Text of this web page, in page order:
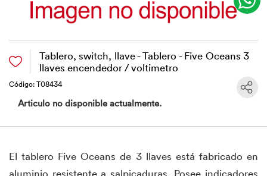
Tablero, switch, llave - Tablero - Five Oceans 3
llaves encendedor / voltimetro
Código: T08434
Articulo no disponible actualmente.
El tablero Five Oceans de 3 llaves está fabricado en
aluminio resistente a salpicaduras. Posee indicadores